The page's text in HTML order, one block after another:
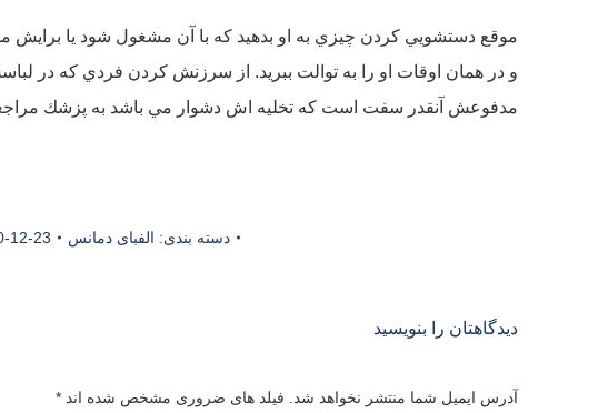
موقع دستشويي كردن چيزي به او بدهيد كه با آن مشغول شود يا برايش
و در همان اوقات او را به توالت ببريد. از سرزنش كردن فردي كه در
مدفوعش آنقدر سفت است كه تخليه اش دشوار مي باشد به پزشك
دسته بندی: الفبای دمانس 12-23
دیدگاهتان را بنویسید
آدرس ایمیل شما منتشر نخواهد شد. فیلد های ضروری مشخص شده اند *